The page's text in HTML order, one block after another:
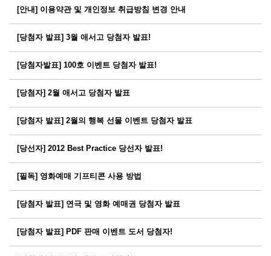
[안내] 이용약관 및 개인정보 취급방침 변경 안내
[당첨자 발표] 3월 애서고 당첨자 발표!
[당첨자발표] 100호 이벤트 당첨자 발표!
[당첨자] 2월 애서고 당첨자 발표
[당첨자 발표] 2월의 행복 선물 이벤트 당첨자 발표
[당선자] 2012 Best Practice 당선자 발표!
[필독] 영화예매 기프티콘 사용 방법
[당첨자 발표] 연극 및 영화 예매권 당첨자 발표
[당첨자 발표] PDF 판매 이벤트 도서 당첨자!